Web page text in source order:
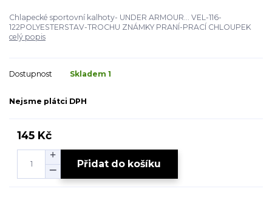
Chlapecké sportovní kalhoty- UNDER ARMOUR... VEL-116-
122POLYESTERSTAV-TROCHU ZNÁMKY PRANÍ-PRACÍ CHLOUPEK
celý popis
Dostupnost Skladem 1
Nejsme plátci DPH
145 Kč
Přidat do košíku